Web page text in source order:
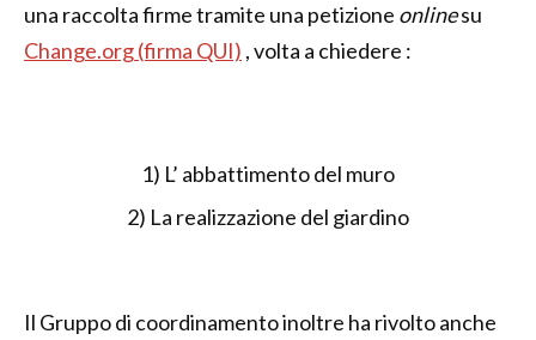
una raccolta firme tramite una petizione onlinesu
Change.org (firma QUI) , volta a chiedere :
1) L’ abbattimento del muro
2) La realizzazione del giardino
Il Gruppo di coordinamento inoltre ha rivolto anche